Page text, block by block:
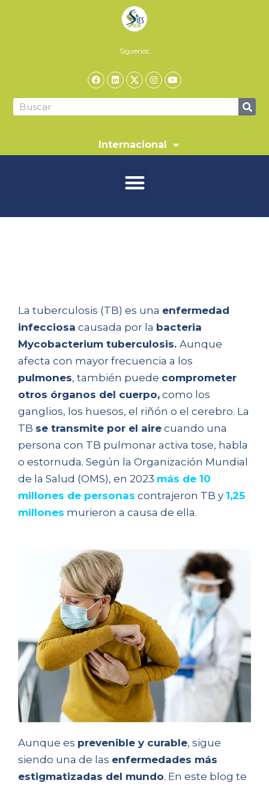
Síguenos:
Internacional
La tuberculosis (TB) es una enfermedad
infecciosa causada por la bacteria
Mycobacterium tuberculosis. Aunque
afecta con mayor frecuencia a los
pulmones, también puede comprometer
otros órganos del cuerpo, como los
ganglios, los huesos, el riñón o el cerebro. La
TB se transmite por el aire cuando una
persona con TB pulmonar activa tose, habla
o estornuda. Según la Organización Mundial
de la Salud (OMS), en 2023 más de 10
millones de personas contrajeron TB y 1,25
millones murieron a causa de ella.
Aunque es prevenible y curable, sigue
siendo una de las enfermedades más
estigmatizadas del mundo. En este blog te